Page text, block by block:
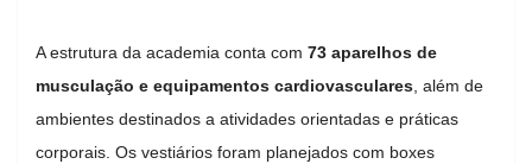
A estrutura da academia conta com 73 aparelhos de
musculação e equipamentos cardiovasculares , além de
ambientes destinados a atividades orientadas e práticas
corporais. Os vestiários foram planejados com boxes